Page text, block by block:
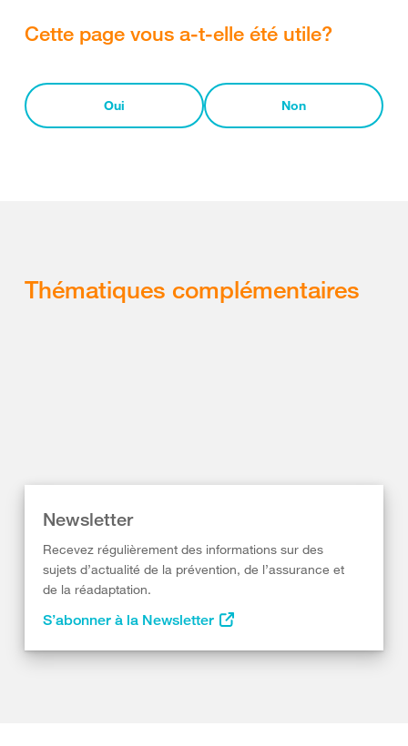
Cette page vous a-t-elle été utile?
Oui Non
Thématiques complémentaires
Newsletter
Recevez régulièrement des informations sur des
sujets d’actualité de la prévention, de l’assurance et
de la réadaptation.
S’abonner à la Newsletter